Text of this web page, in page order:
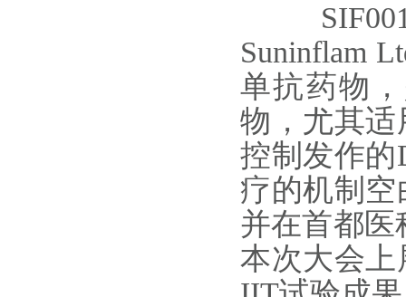
SIF001
Suninflam
单抗药物
物，尤其
控制发作的
疗的机制
并在首都
本次大会